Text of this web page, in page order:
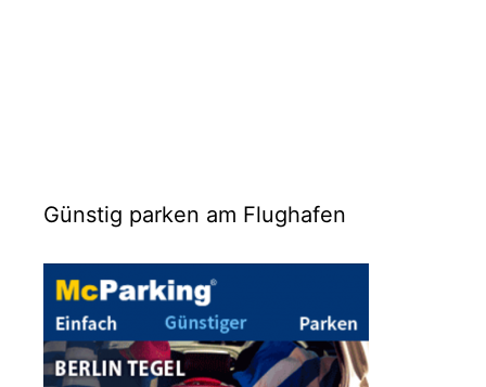
Günstig parken am Flughafen